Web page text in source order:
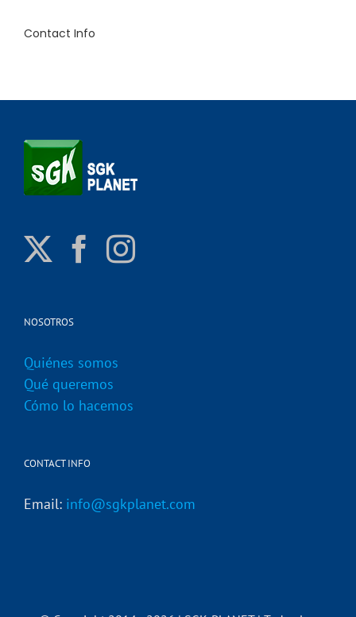
Contact Info
NOSOTROS
Quiénes somos
Qué queremos
Cómo lo hacemos
CONTACT INFO
Email: info@sgkplanet.com